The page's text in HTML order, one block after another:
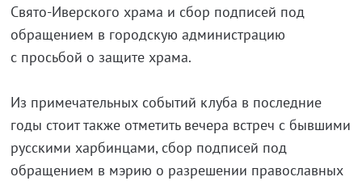
Свято-Иверского храма и сбор подписей под
обращением в городскую администрацию
с просьбой о защите храма.
Из примечательных событий клуба в последние
годы стоит также отметить вечера встреч с бывшими
русскими харбинцами, сбор подписей под
обращением в мэрию о разрешении православных